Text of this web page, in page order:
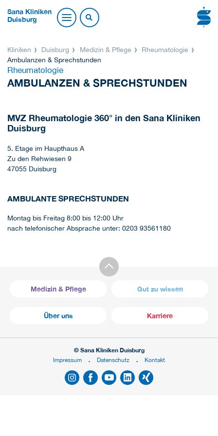
Sana Kliniken
Duisburg
Kliniken Duisburg Medizin & Pflege
Rheumatologie
Ambulanzen & Sprechstunden
Rheumatologie
AMBULANZEN & SPRECHSTUNDEN
MVZ Rheumatologie 360° in den Sana Kliniken
Duisburg
5. Etage im Haupthaus A
Zu den Rehwiesen 9
47055 Duisburg
AMBULANTE SPRECHSTUNDEN
Montag bis Freitag 8:00 bis 12:00 Uhr
nach telefonischer Absprache unter: 0203 93561180
Medizin & Pflege Gut zu wissen
Über uns Karriere
© Sana Kliniken Duisburg
Impressum
Datenschutz Kontakt